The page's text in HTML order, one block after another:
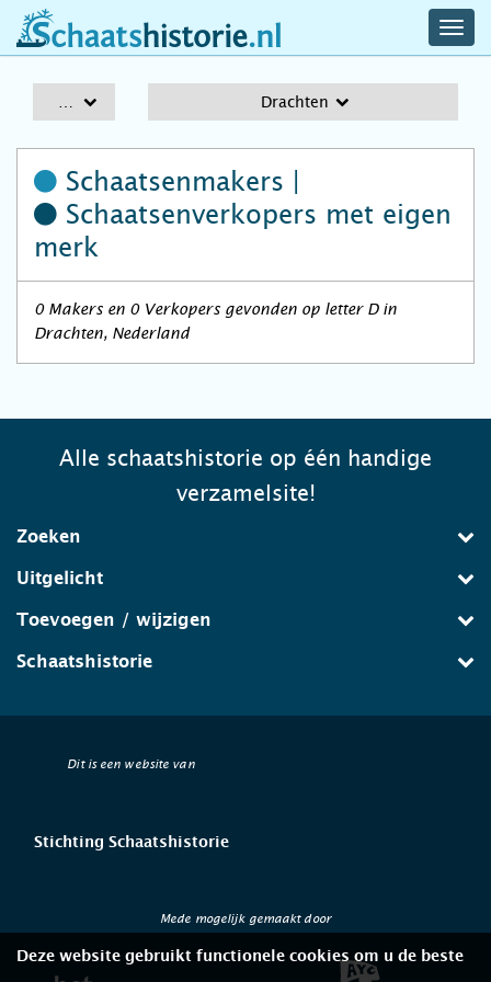
schaatshistorie.nl
Drachten
Schaatsenmakers |
Schaatsenverkopers met eigen
merk
0 Makers en 0 Verkopers gevonden op letter D in
Drachten, Nederland
Alle schaatshistorie op één handige
verzamelsite!
Zoeken
Uitgelicht
Toevoegen / wijzigen
Schaatshistorie
Dit is een website van
Stichting Schaatshistorie
Mede mogelijk gemaakt door
Deze website gebruikt functionele cookies om u de beste